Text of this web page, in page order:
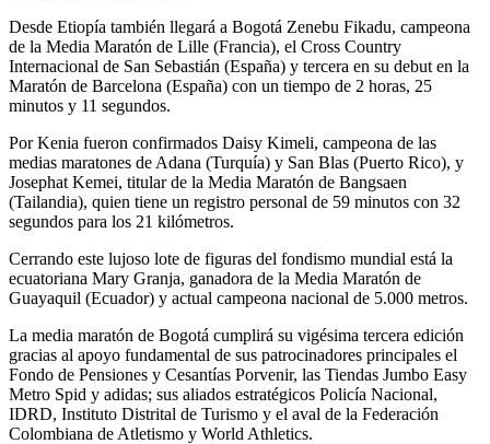
Desde Etiopía también llegará a Bogotá Zenebu Fikadu, campeona
de la Media Maratón de Lille (Francia), el Cross Country
Internacional de San Sebastián (España) y tercera en su debut en la
Maratón de Barcelona (España) con un tiempo de 2 horas, 25
minutos y 11 segundos.
Por Kenia fueron confirmados Daisy Kimeli, campeona de las
medias maratones de Adana (Turquía) y San Blas (Puerto Rico), y
Josephat Kemei, titular de la Media Maratón de Bangsaen
(Tailandia), quien tiene un registro personal de 59 minutos con 32
segundos para los 21 kilómetros.
Cerrando este lujoso lote de figuras del fondismo mundial está la
ecuatoriana Mary Granja, ganadora de la Media Maratón de
Guayaquil (Ecuador) y actual campeona nacional de 5.000 metros.
La media maratón de Bogotá cumplirá su vigésima tercera edición
gracias al apoyo fundamental de sus patrocinadores principales el
Fondo de Pensiones y Cesantías Porvenir, las Tiendas Jumbo Easy
Metro Spid y adidas; sus aliados estratégicos Policía Nacional,
IDRD, Instituto Distrital de Turismo y el aval de la Federación
Colombiana de Atletismo y World Athletics.